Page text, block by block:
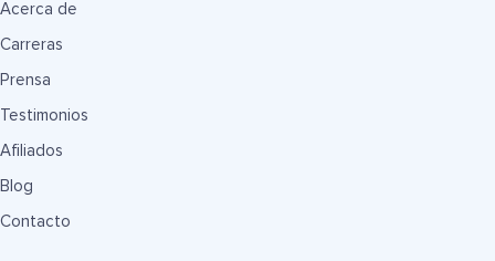
Acerca de
Carreras
Prensa
Testimonios
Afiliados
Blog
Contacto